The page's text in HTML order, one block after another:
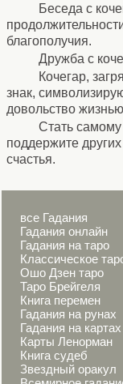
Беседа с
благополучия.
Дружба с
Кочегар,
знак,
довольство
Стать самому
поддержите
счастья.
все Гадания
Гадания онлайн
Гадания на таро
Классическое
Ошо Дзен таро
Таро Брейгеля
Книга перемен
Гадания на рунах
Гадания на картах
Карты Ленорман
Книга судеб
Звездный оракул